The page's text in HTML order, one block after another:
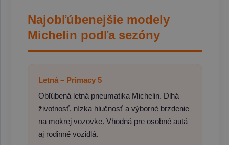
Najobľúbenejšie modely
Michelin podľa sezóny
Letná – Primacy 5
Obľúbená letná pneumatika Michelin. Dlhá
životnosť, nízka hlučnosť a výborné brzdenie
na mokrej vozovke. Vhodná pre osobné autá
aj rodinné vozidlá.